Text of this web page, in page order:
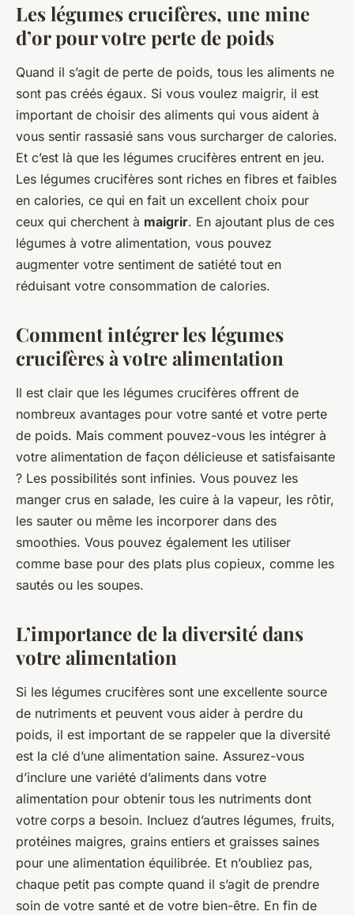
Les légumes crucifères, une mine
d’or pour votre perte de poids
Quand il s’agit de perte de poids, tous les aliments ne
sont pas créés égaux. Si vous voulez maigrir, il est
important de choisir des aliments qui vous aident à
vous sentir rassasié sans vous surcharger de calories.
Et c’est là que les légumes crucifères entrent en jeu.
Les légumes crucifères sont riches en fibres et faibles
en calories, ce qui en fait un excellent choix pour
ceux qui cherchent à maigrir. En ajoutant plus de ces
légumes à votre alimentation, vous pouvez
augmenter votre sentiment de satiété tout en
réduisant votre consommation de calories.
Comment intégrer les légumes
crucifères à votre alimentation
Il est clair que les légumes crucifères offrent de
nombreux avantages pour votre santé et votre perte
de poids. Mais comment pouvez-vous les intégrer à
votre alimentation de façon délicieuse et satisfaisante
? Les possibilités sont infinies. Vous pouvez les
manger crus en salade, les cuire à la vapeur, les rôtir,
les sauter ou même les incorporer dans des
smoothies. Vous pouvez également les utiliser
comme base pour des plats plus copieux, comme les
sautés ou les soupes.
L’importance de la diversité dans
votre alimentation
Si les légumes crucifères sont une excellente source
de nutriments et peuvent vous aider à perdre du
poids, il est important de se rappeler que la diversité
est la clé d’une alimentation saine. Assurez-vous
d’inclure une variété d’aliments dans votre
alimentation pour obtenir tous les nutriments dont
votre corps a besoin. Incluez d’autres légumes, fruits,
protéines maigres, grains entiers et graisses saines
pour une alimentation équilibrée. Et n’oubliez pas,
chaque petit pas compte quand il s’agit de prendre
soin de votre santé et de votre bien-être. En fin de